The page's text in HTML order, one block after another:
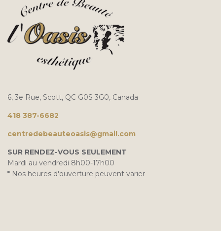
6, 3e Rue, Scott, QC G0S 3G0, Canada
418 387-6682
centredebeauteoasis@gmail.com
SUR RENDEZ-VOUS SEULEMENT
Mardi au vendredi 8h00-17h00
* Nos heures d'ouverture peuvent varier